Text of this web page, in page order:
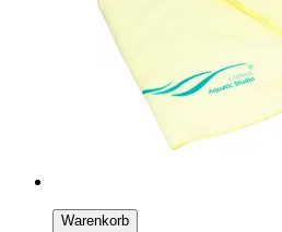
Warenkorb